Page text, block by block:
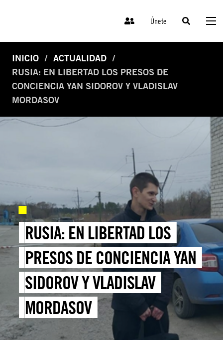
Únete
INICIO
ACTUALIDAD
RUSIA: EN LIBERTAD LOS PRESOS DE
CONCIENCIA YAN SIDOROV Y VLADISLAV
MORDASOV
RUSIA: EN LIBERTAD LOS
PRESOS DE CONCIENCIA YAN
SIDOROV Y VLADISLAV
MORDASOV